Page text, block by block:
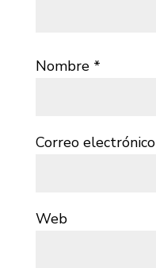
Nombre *
Correo electrónico
Web